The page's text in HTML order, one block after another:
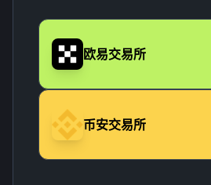
欧易交易所
币安交易所